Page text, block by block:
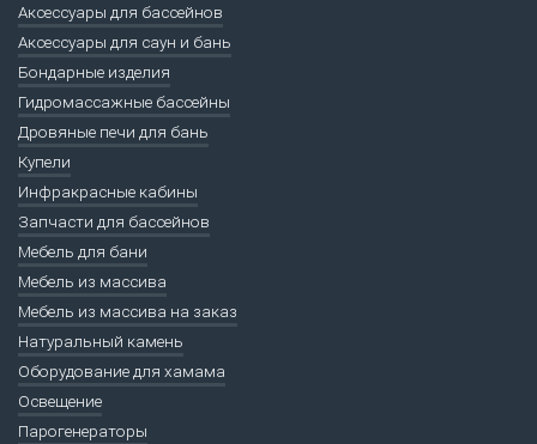
Аксессуары для бассейнов
Аксессуары для саун и бань
Бондарные изделия
Гидромассажные бассейны
Дровяные печи для бань
Купели
Инфракрасные кабины
Запчасти для бассейнов
Мебель для бани
Мебель из массива
Мебель из массива на заказ
Натуральный камень
Оборудование для хамама
Освещение
Парогенераторы